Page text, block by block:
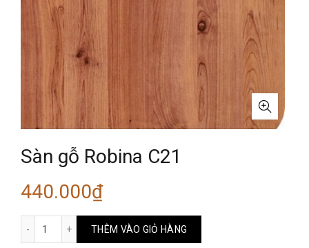
Sàn gỗ Robina C21
440.000₫
Sàn gỗ Robina C21 số lượng
THÊM VÀO GIỎ HÀNG